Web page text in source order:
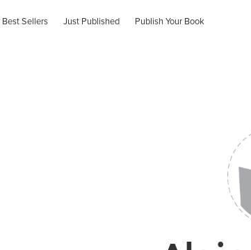
Best Sellers Just Published Publish Your Book